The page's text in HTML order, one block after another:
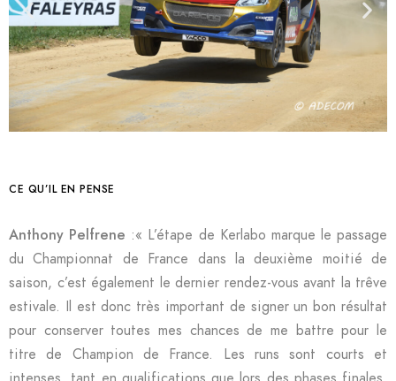
CE QU’IL EN PENSE
Anthony Pelfrene :« L’étape de Kerlabo marque le passage
du Championnat de France dans la deuxième moitié de
saison, c’est également le dernier rendez-vous avant la trêve
estivale. Il est donc très important de signer un bon résultat
pour conserver toutes mes chances de me battre pour le
titre de Champion de France. Les runs sont courts et